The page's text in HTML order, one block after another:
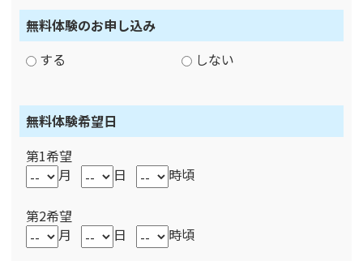
無料体験のお申し込み
する
しない
無料体験希望日
第1希望
月
日 時頃
第2希望
月
日 時頃